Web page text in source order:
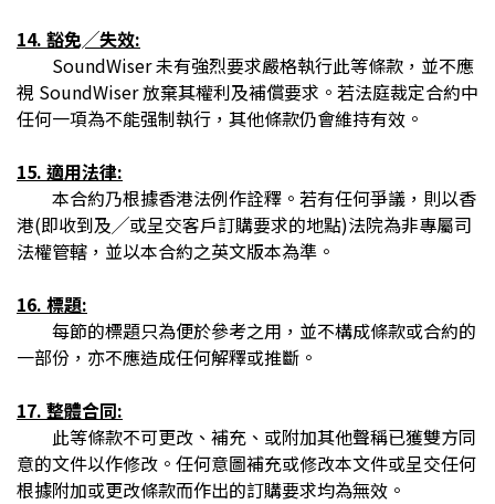
14. 豁免╱失效:
SoundWiser 未有強烈要求嚴格執行此等條款，並不應
視 SoundWiser 放棄其權利及補償要求。若法庭裁定合約中
任何一項為不能强制執行，其他條款仍會維持有效。
15. 適用法律:
本合約乃根據香港法例作詮釋。若有任何爭議，則以香
港(即收到及╱或呈交客戶訂購要求的地點)法院為非專屬司
法權管轄，並以本合約之英文版本為準。
16. 標題:
每節的標題只為便於參考之用，並不構成條款或合約的
一部份，亦不應造成任何解釋或推斷。
17. 整體合同:
此等條款不可更改、補充、或附加其他聲稱已獲雙方同
意的文件以作修改。任何意圖補充或修改本文件或呈交任何
根據附加或更改條款而作出的訂購要求均為無效。